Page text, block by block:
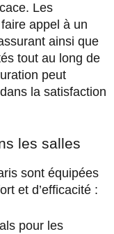
Les
appel à un
ainsi que
tout au long de
peut
la satisfaction
les salles
sont équipées
et d’efficacité :
pour les